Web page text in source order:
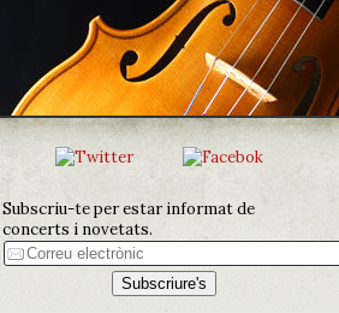
Subscriu-te per estar informat de
concerts i novetats.